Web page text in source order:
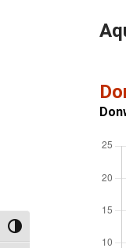
Alternar alto contraste